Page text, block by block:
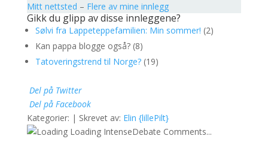
Mitt nettsted – Flere av mine innlegg
Gikk du glipp av disse innleggene?
Sølvi fra Lappeteppefamilien: Min sommer! (2)
Kan pappa blogge også? (8)
Tatoveringstrend til Norge?(19)
Del på Twitter
Del på Facebook
Kategorier: | Skrevet av: Elin {lillePilt}
Loading IntenseDebate Comments...